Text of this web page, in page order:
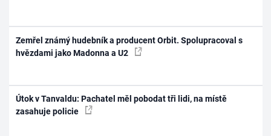
Zemřel známý hudebník a producent Orbit. Spolupracoval s
hvězdami jako Madonna a U2
Útok v Tanvaldu: Pachatel měl pobodat tři lidi, na místě
zasahuje policie